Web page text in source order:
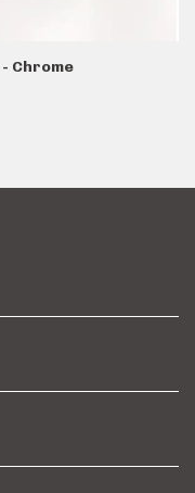
Chrome